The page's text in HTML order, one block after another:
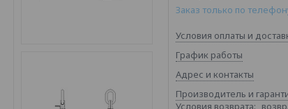
Заказ только по
Условия оплаты и
График работы
Адрес и контакты
Производитель и